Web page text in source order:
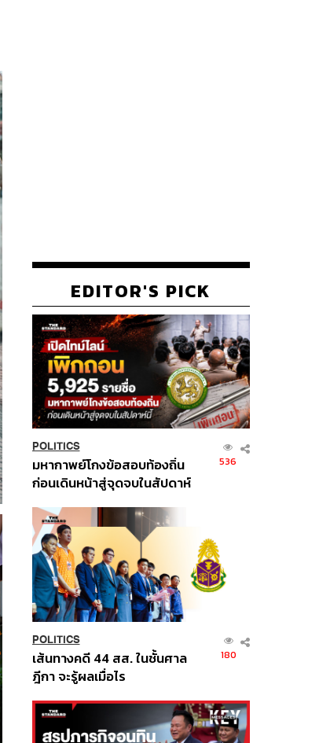
EDITOR'S PICK
POLITICS
มหากาพย์โกงข้อสอบท้องถิ่น
ก่อนเดินหน้าสู่จุดจบในสัปดาห์
536
POLITICS
เส้นทางคดี 44 สส. ในชั้นศาล
ฎีกา จะรู้ผลเมื่อไร
180